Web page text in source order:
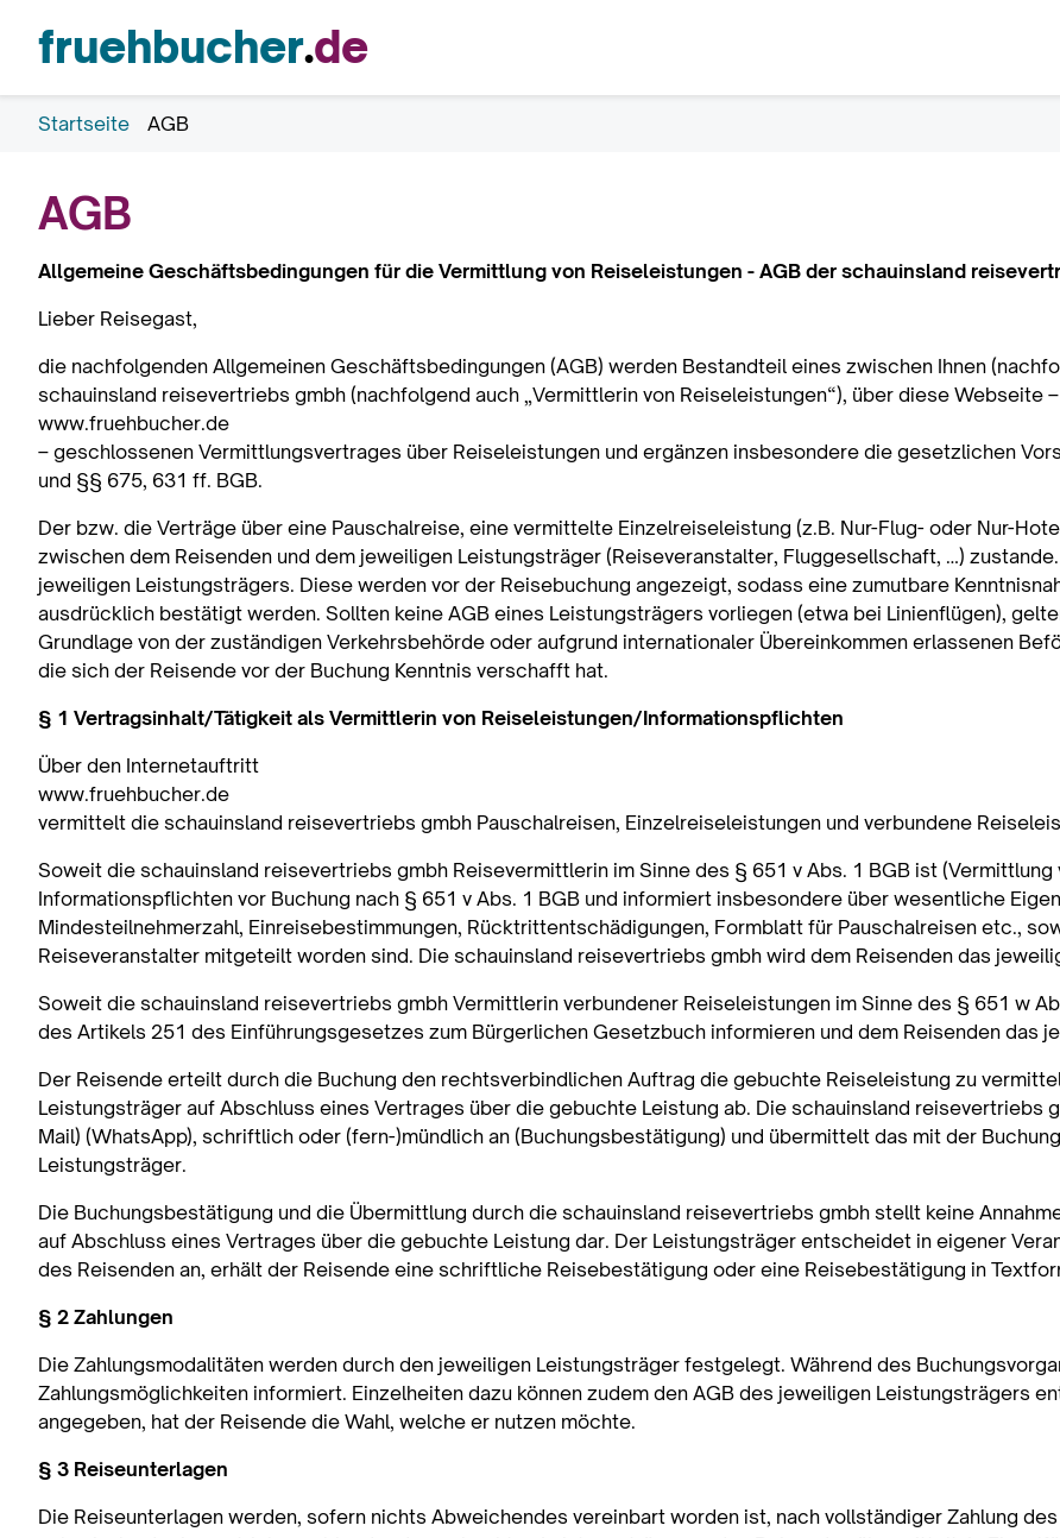
fruehbucher.de
Startseite AGB
AGB
Allgemeine Geschäftsbedingungen für die Vermittlung von Reiseleistungen - AGB der schauinsland
Lieber Reisegast,
die nachfolgenden Allgemeinen Geschäftsbedingungen (AGB) werden Bestandteil eines zwischen Ihnen
schauinsland reisevertriebs gmbh (nachfolgend auch „Vermittlerin von Reiseleistungen“), über diese Webseite –
www.fruehbucher.de
– geschlossenen Vermittlungsvertrages über Reiseleistungen und ergänzen insbesondere die gesetzlichen
und §§ 675, 631 ff. BGB.
Der bzw. die Verträge über eine Pauschalreise, eine vermittelte Einzelreiseleistung (z.B. Nur-Flug- oder Nur-
zwischen dem Reisenden und dem jeweiligen Leistungsträger (Reiseveranstalter, Fluggesellschaft, …)
jeweiligen Leistungsträgers. Diese werden vor der Reisebuchung angezeigt, sodass eine zumutbare
ausdrücklich bestätigt werden. Sollten keine AGB eines Leistungsträgers vorliegen (etwa bei Linienflügen),
Grundlage von der zuständigen Verkehrsbehörde oder aufgrund internationaler Übereinkommen erlassenen
die sich der Reisende vor der Buchung Kenntnis verschafft hat.
§ 1 Vertragsinhalt/Tätigkeit als Vermittlerin von Reiseleistungen/Informationspflichten
Über den Internetauftritt
www.fruehbucher.de
vermittelt die schauinsland reisevertriebs gmbh Pauschalreisen, Einzelreiseleistungen und verbundene
Soweit die schauinsland reisevertriebs gmbh Reisevermittlerin im Sinne des § 651 v Abs. 1 BGB ist
Informationspflichten vor Buchung nach § 651 v Abs. 1 BGB und informiert insbesondere über wesentliche
Mindesteilnehmerzahl, Einreisebestimmungen, Rücktrittentschädigungen, Formblatt für Pauschalreisen etc.,
Reiseveranstalter mitgeteilt worden sind. Die schauinsland reisevertriebs gmbh wird dem Reisenden das
Soweit die schauinsland reisevertriebs gmbh Vermittlerin verbundener Reiseleistungen im Sinne des § 651 w
des Artikels 251 des Einführungsgesetzes zum Bürgerlichen Gesetzbuch informieren und dem Reisenden das
Der Reisende erteilt durch die Buchung den rechtsverbindlichen Auftrag die gebuchte Reiseleistung zu
Leistungsträger auf Abschluss eines Vertrages über die gebuchte Leistung ab. Die schauinsland reisevertriebs
Mail) (WhatsApp), schriftlich oder (fern-)mündlich an (Buchungsbestätigung) und übermittelt das mit der
Leistungsträger.
Die Buchungsbestätigung und die Übermittlung durch die schauinsland reisevertriebs gmbh stellt keine
auf Abschluss eines Vertrages über die gebuchte Leistung dar. Der Leistungsträger entscheidet in eigener
des Reisenden an, erhält der Reisende eine schriftliche Reisebestätigung oder eine Reisebestätigung in
§ 2 Zahlungen
Die Zahlungsmodalitäten werden durch den jeweiligen Leistungsträger festgelegt. Während des
Zahlungsmöglichkeiten informiert. Einzelheiten dazu können zudem den AGB des jeweiligen Leistungsträgers
angegeben, hat der Reisende die Wahl, welche er nutzen möchte.
§ 3 Reiseunterlagen
Die Reiseunterlagen werden, sofern nichts Abweichendes vereinbart worden ist, nach vollständiger Zahlung